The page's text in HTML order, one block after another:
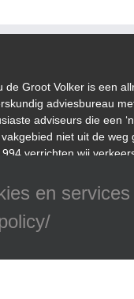
de Groot Volker is een
adviesbureau
adviseurs die een
niet uit de weg
verrichten wij
terreinen in de
en vervoer.
en